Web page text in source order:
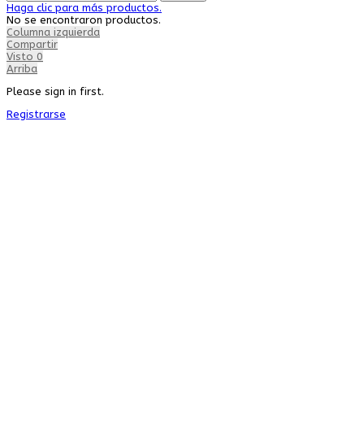
Haga clic para más productos.
No se encontraron productos.
Columna izquierda
Compartir
Visto 0
Arriba
Please sign in first.
Registrarse